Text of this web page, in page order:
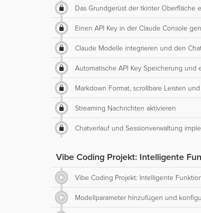
Das Grundgerüst der tkinter Oberfläche
Einen API Key in der Claude Console
Claude Modelle integrieren und den
Automatische API Key Speicherung
Markdown Format, scrollbare Leisten
Streaming Nachrichten aktivieren
Chatverlauf und Sessionverwaltung
Vibe Coding Projekt: Intelligente
Vibe Coding Projekt: Intelligente
Modellparameter hinzufügen und